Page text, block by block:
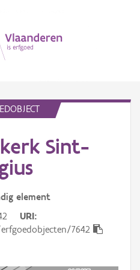
Sint-
element
URI
7642